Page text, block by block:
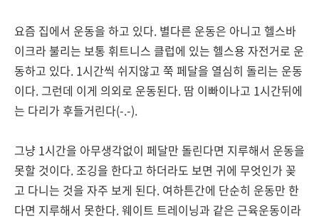
요즘 집에서 운동을 하고 있다. 별다른 운동은 아니고 헬스바
이크라 불리는 보통 휘트니스 클럽에 있는 헬스용 자전거로 운
동하고 있다. 1시간씩 쉬지않고 쭉 페달을 열심히 돌리는 운동
이다. 그런데 이게 의외로 운동된다. 땀 이빠이나고 1시간뒤에
는 다리가 후들거린다(-.-).
그냥 1시간을 아무생각없이 페달만 돌린다면 지루해서 운동을
못할 것이다. 조깅을 한다고 하더라도 보면 귀에 무엇인가 꽂
고 다니는 것을 자주 보게 된다. 여하튼간에 단순히 운동만 한
다면 지루해서 못한다. 웨이트 트레이닝과 같은 근육운동이라